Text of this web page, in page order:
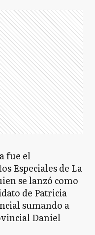
fue el
Especiales de La
se lanzó como
de Patricia
sumando a
Daniel